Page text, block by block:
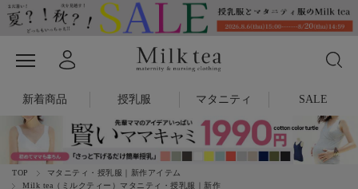
新着商品 授乳服 マタニティ SALE
TOP
マタニティ・授乳服｜新作アイテム
Milk tea（ミルクティー）マタニティ・授乳服｜新作